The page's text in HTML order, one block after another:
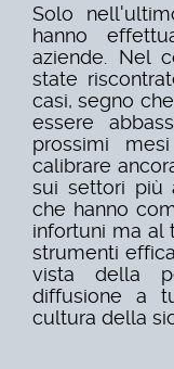
Solo
hanno
aziende. Nel
state
casi, segno
essere
prossimi
calibrare
sui settori più
che hanno
infortuni ma al
strumenti
vista della
diffusione a
cultura della